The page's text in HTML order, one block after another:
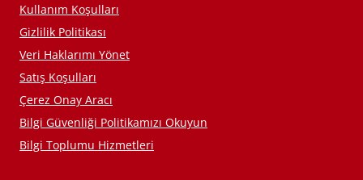
Kullanım Koşulları
Gizlilik Politikası
Veri Haklarımı Yönet
Satış Koşulları
Çerez Onay Aracı
Bilgi Güvenliği Politikamızı Okuyun
Bilgi Toplumu Hizmetleri